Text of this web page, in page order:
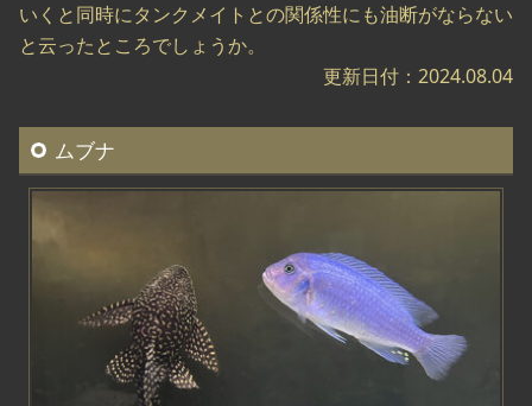
いくと同時にタンクメイトとの関係性にも油断がならない
と云ったところでしょうか。
更新日付：2024.08.04
ムブナ